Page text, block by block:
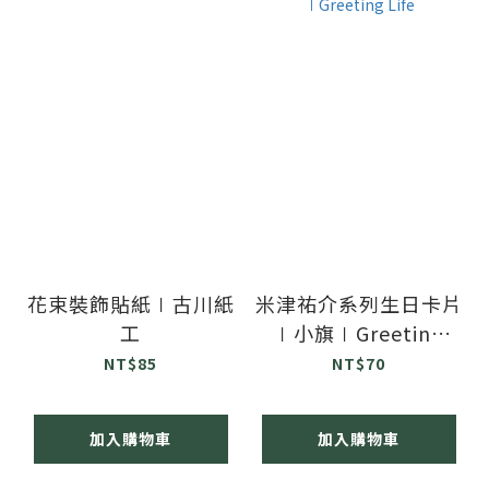
花束裝飾貼紙∣古川紙
工
NT$85
加入購物車
米津祐介系列生日卡片
∣小旗∣Greeting
Life
NT$70
加入購物車